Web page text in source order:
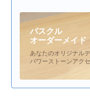
パスクル
オーダーメイド
あなたのオリジナル
パワーストーンアク